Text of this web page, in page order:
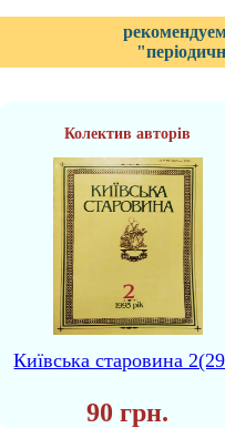
Колектив авторів
Київська старовина
90 грн.